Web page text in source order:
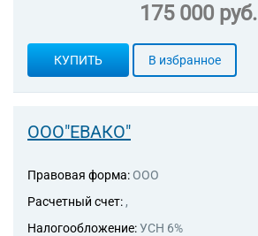
175 000 руб.
КУПИТЬ В избранное
ООО"ЕВАКО"
Правовая форма: ООО
Расчетный счет: ,
Налогообложение:УСН 6%